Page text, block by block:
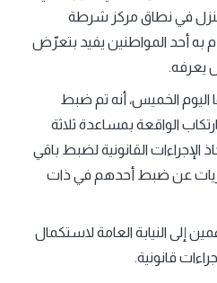
من منزل في نطاق مركز شرطة
به أحد المواطنين يفيد بتعرّض
يعرفه.
اليوم الخميس، أنه تم ضبط
الواقعة بمساعدة ثلاثة
الإجراءات القانونية لضبط باقي
عن ضبط أحدهم في ذات
إلى النيابة العامة لاستكمال
قانونية.